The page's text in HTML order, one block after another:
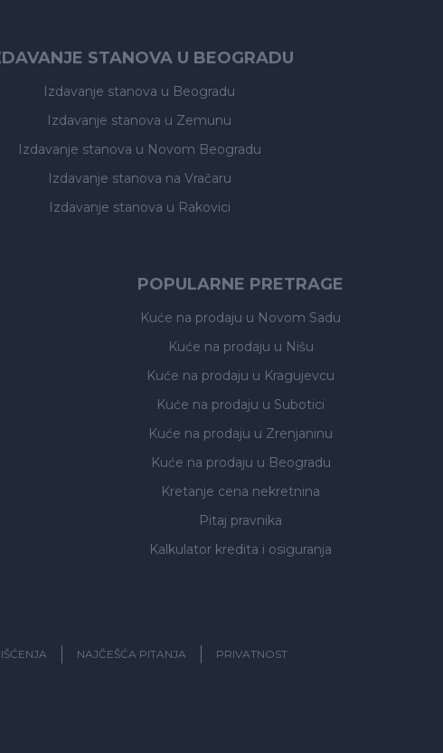
STANOVA U BEOGRADU
Izdavanje stanova u Beogradu
Izdavanje stanova u Zemunu
Izdavanje stanova u Novom Beogradu
Izdavanje stanova na Vračaru
Izdavanje stanova u Rakovici
POPULARNE PRETRAGE
Kuće na prodaju u Novom Sadu
Kuće na prodaju u Nišu
Kuće na prodaju u Kragujevcu
Kuće na prodaju u Subotici
Kuće na prodaju u Zrenjaninu
Kuće na prodaju u Beogradu
Kretanje cena nekretnina
Pitaj pravnika
Kalkulator kredita i osiguranja
NAJČEŠĆA PITANJA PRIVATNOST